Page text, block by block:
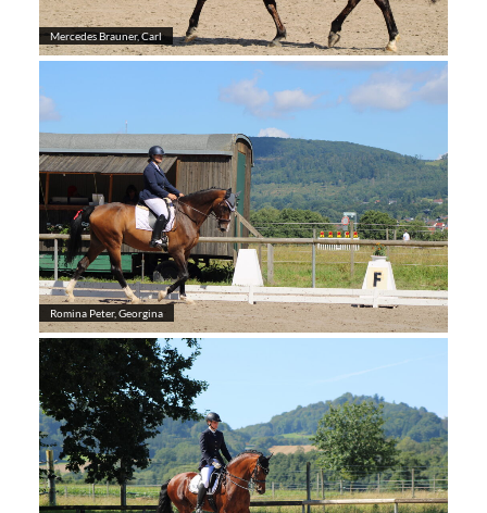
Mercedes Brauner, Carl
Romina Peter, Georgina